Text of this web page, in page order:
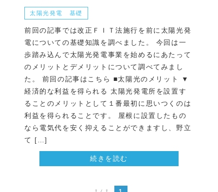
太陽光発電 基礎
前回の記事では改正ＦＩＴ法施行を前に太陽光発
電についての基礎知識を調べました。 今回は一
歩踏み込んで太陽光発電事業を始めるにあたって
のメリットとデメリットについて調べてみまし
た。 前回の記事はこちら ■太陽光のメリット ▼
経済的な利益を得られる 太陽光発電所を設置す
ることのメリットとして１番最初に思いつくのは
利益を得られることです。 屋根に設置したもの
なら電気代を安く抑えることができますし、野立
て […]
続きを読む